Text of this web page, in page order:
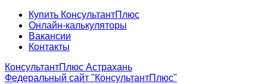
Купить КонсультантПлюс
Онлайн-калькуляторы
Вакансии
Контакты
КонсультантПлюс Астрахань
Федеральный сайт "КонсультантПлюс"